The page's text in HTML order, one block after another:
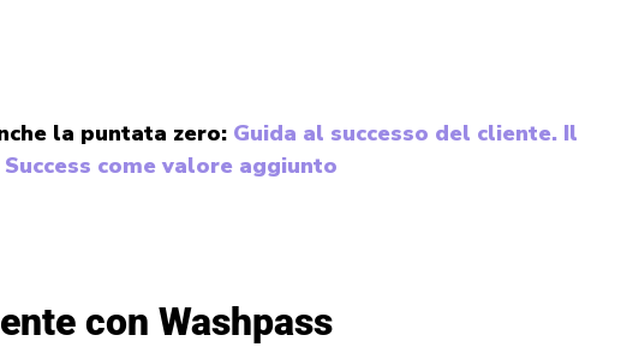
la puntata zero: Guida al successo del cliente. Il
come valore aggiunto
con Washpass